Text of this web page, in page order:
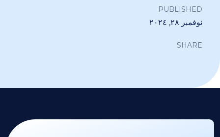
PUBLISHED
نوفمبر ٢٨, ٢٠٢٤
SHARE